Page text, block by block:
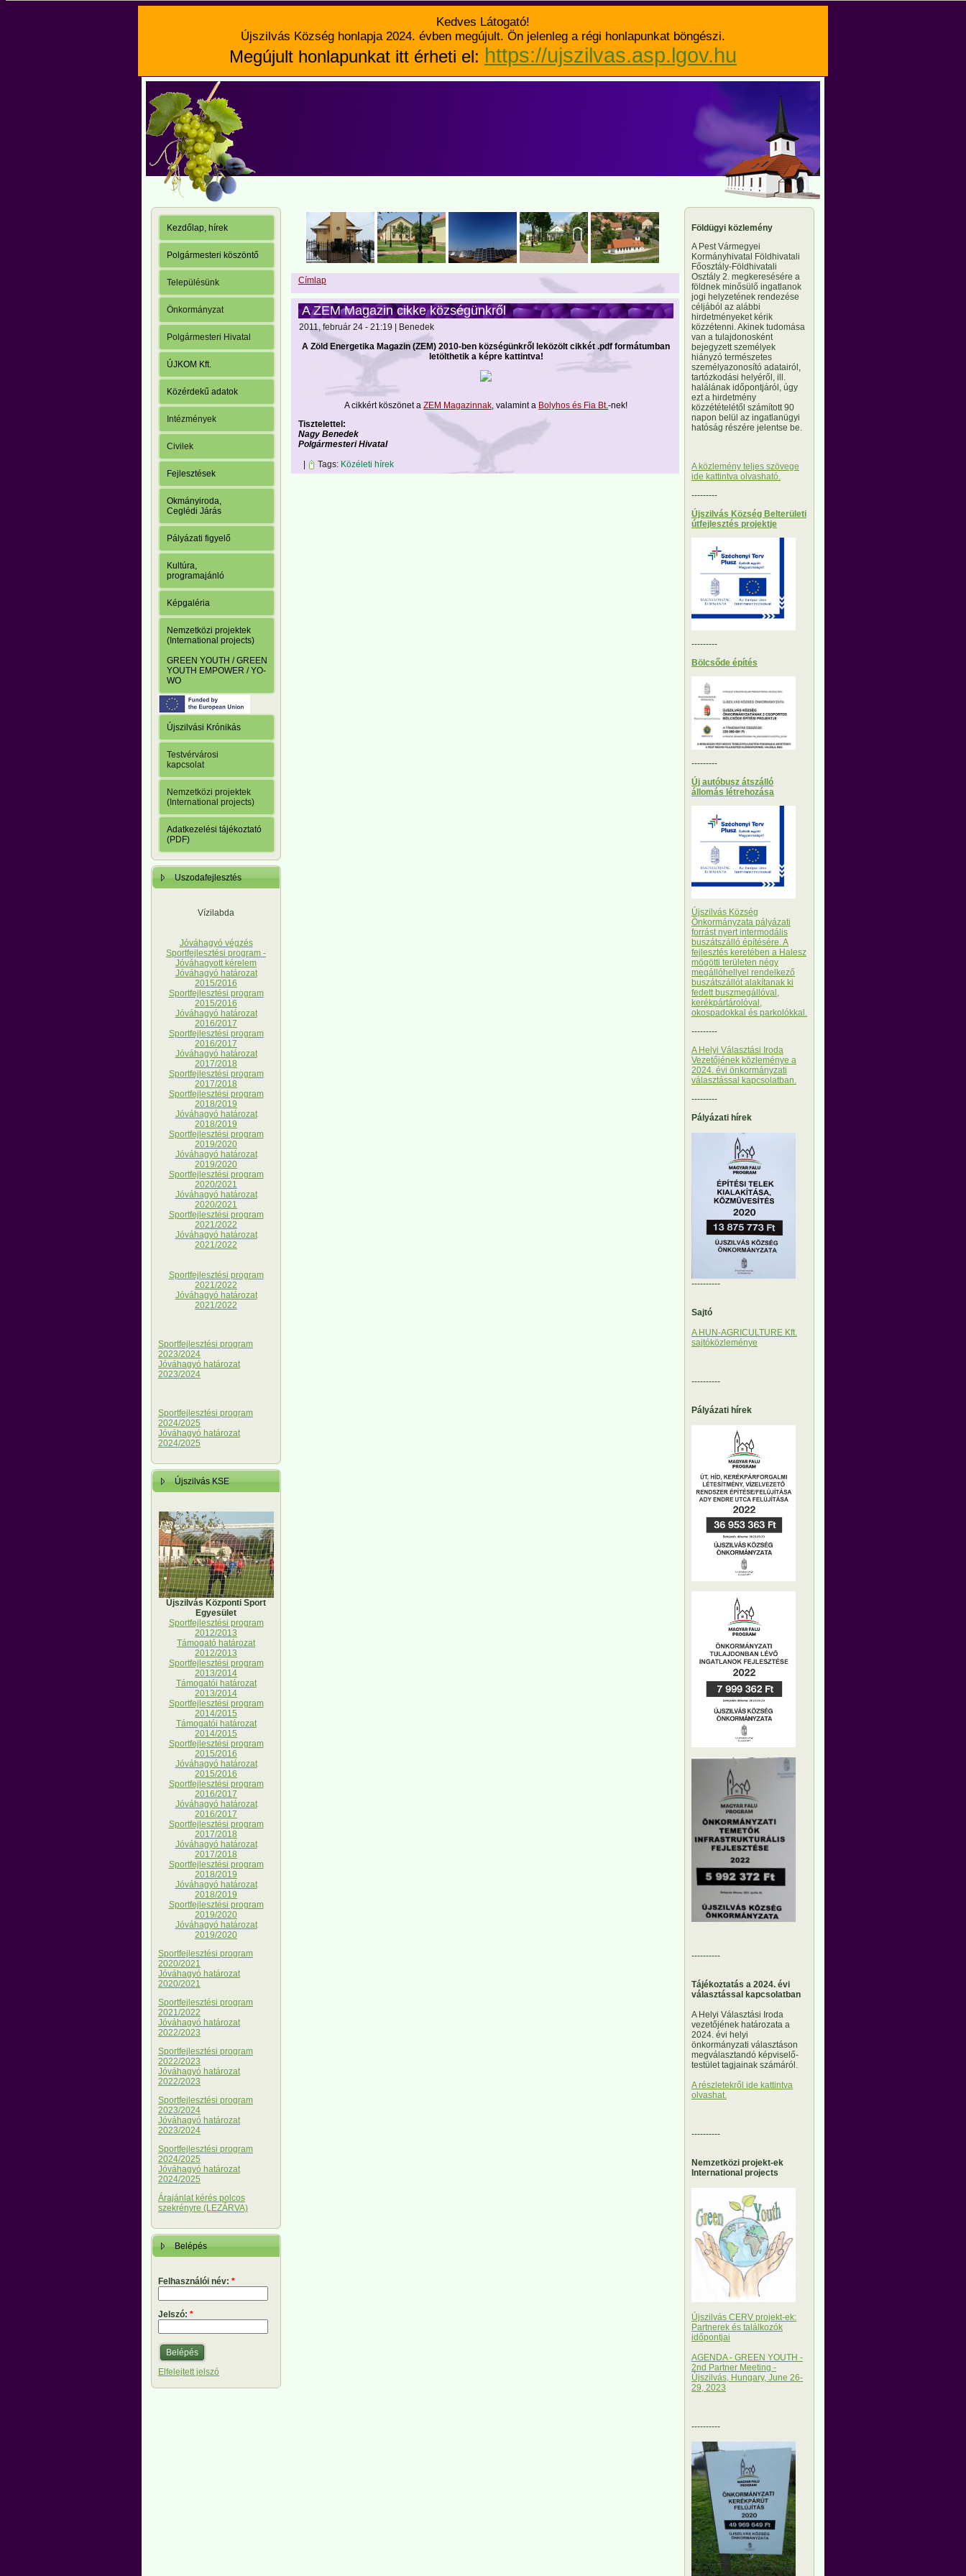
Kedves Látogató!
Újszilvás Község honlapja 2024. évben megújult. Ön jelenleg a régi honlapunkat böngészi.
Megújult honlapunkat itt érheti el: https://ujszilvas.asp.lgov.hu
Kezdőlap, hírek
Polgármesteri köszöntő
Településünk
Önkormányzat
Polgármesteri Hivatal
ÚJKOM Kft.
Közérdekű adatok
Intézmények
Civilek
Fejlesztések
Okmányiroda,
Ceglédi Járás
Pályázati figyelő
Kultúra,
programajánló
Képgaléria
Nemzetközi projektek
(International projects)
GREEN YOUTH / GREEN
YOUTH EMPOWER / YO-
WO
Újszilvási Krónikás
Testvérvárosi
kapcsolat
Nemzetközi projektek
(International projects)
Adatkezelési tájékoztató
(PDF)
Uszodafejlesztés
Vízilabda
Jóváhagyó végzés
Sportfejlesztési program -
Jóváhagyott kérelem
Jóváhagyó határozat
2015/2016
Sportfejlesztési program
2015/2016
Jóváhagyó határozat
2016/2017
Sportfejlesztési program
2016/2017
Jóváhagyó határozat
2017/2018
Sportfejlesztési program
2017/2018
Sportfejlesztési program
2018/2019
Jóváhagyó határozat
2018/2019
Sportfejlesztési program
2019/2020
Jóváhagyó határozat
2019/2020
Sportfejlesztési program
2020/2021
Jóváhagyó határozat
2020/2021
Sportfejlesztési program
2021/2022
Jóváhagyó határozat
2021/2022
Sportfejlesztési program
2021/2022
Jóváhagyó határozat
2021/2022
Sportfejlesztési program
2023/2024
Jóváhagyó határozat
2023/2024
Sportfejlesztési program
2024/2025
Jóváhagyó határozat
2024/2025
Újszilvás KSE
Újszilvás Központi Sport
Egyesület
Sportfejlesztési program
2012/2013
Támogató határozat
2012/2013
Sportfejlesztési program
2013/2014
Támogatói határozat
2013/2014
Sportfejlesztési program
2014/2015
Támogatói határozat
2014/2015
Sportfejlesztési program
2015/2016
Jóváhagyó határozat
2015/2016
Sportfejlesztési program
2016/2017
Jóváhagyó határozat
2016/2017
Sportfejlesztési program
2017/2018
Jóváhagyó határozat
2017/2018
Sportfejlesztési program
2018/2019
Jóváhagyó határozat
2018/2019
Sportfejlesztési program
2019/2020
Jóváhagyó határozat
2019/2020
Sportfejlesztési program
2020/2021
Jóváhagyó határozat
2020/2021
Sportfejlesztési program
2021/2022
Jóváhagyó határozat
2022/2023
Sportfejlesztési program
2022/2023
Jóváhagyó határozat
2022/2023
Sportfejlesztési program
2023/2024
Jóváhagyó határozat
2023/2024
Sportfejlesztési program
2024/2025
Jóváhagyó határozat
2024/2025
Árajánlat kérés polcos
szekrényre (LEZÁRVA)
Belépés
Felhasználói név: *
Jelszó: *
Elfelejtett jelszó
Címlap
A ZEM Magazin cikke községünkről
2011, február 24 - 21:19 | Benedek
A Zöld Energetika Magazin (ZEM) 2010-ben községünkről leközölt cikkét .pdf formátumban
letölthetik a képre kattintva!
A cikkért köszönet aZEM Magazinnak , valamint a Bolyhos és Fia Bt.-nek!
Tisztelettel:
Nagy Benedek
Polgármesteri Hivatal
|
Tags: Közéleti hírek
Földügyi közlemény
A Pest Vármegyei
Kormányhivatal Földhivatali
Főosztály-Földhivatali
Osztály 2. megkeresésére a
földnek minősülő ingatlanok
jogi helyzetének rendezése
céljából az alábbi
hirdetményeket kérik
közzétenni. Akinek tudomása
van a tulajdonosként
bejegyzett személyek
hiányzó természetes
személyazonosító adatairól,
tartózkodási helyéről, ill.
halálának időpontjáról, úgy
ezt a hirdetmény
közzétételétől számított 90
napon belül az ingatlanügyi
hatóság részére jelentse be.
A közlemény teljes szövege
ide kattintva olvasható.
---------
Újszilvás Község Belterületi
útfejlesztés projektje
---------
Bölcsőde építés
---------
Új autóbusz átszálló
állomás létrehozása
Újszilvás Község
Önkormányzata pályázati
forrást nyert intermodális
buszátszálló építésére. A
fejlesztés keretében a Halesz
mögötti területen négy
megállóhellyel rendelkező
buszátszállót alakítanak ki
fedett buszmegállóval,
kerékpártárolóval,
okospadokkal és parkolókkal.
---------
A Helyi Választási Iroda
Vezetőjének közleménye a
2024. évi önkormányzati
választással kapcsolatban.
---------
Pályázati hírek
----------
Sajtó
A HUN-AGRICULTURE Kft.
sajtóközleménye
----------
Pályázati hírek
----------
Tájékoztatás a 2024. évi
választással kapcsolatban
A Helyi Választási Iroda
vezetőjének határozata a
2024. évi helyi
önkormányzati választáson
megválasztandó képviselő-
testület tagjainak számáról.
A részletekről ide kattintva
olvashat.
----------
Nemzetközi projekt-ek
International projects
Újszilvás CERV projekt-ek:
Partnerek és találkozók
időpontjai
AGENDA - GREEN YOUTH -
2nd Partner Meeting -
Újszilvás, Hungary, June 26-
29, 2023
----------